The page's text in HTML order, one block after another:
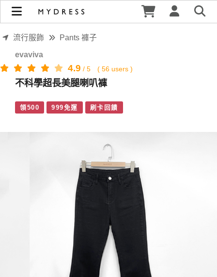
不科學超長美腿喇叭褲 | MYDRESS 時裳韓風
流行服飾 Pants 褲子
evaviva
4.9 / 5 ( 56 users )
不科學超長美腿喇叭褲
領500 999免運 刷卡回饋